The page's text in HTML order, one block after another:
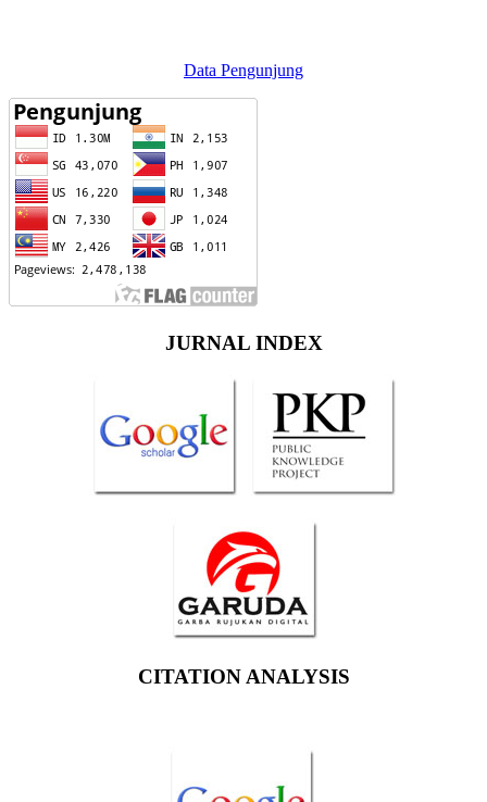
Data Pengunjung
JURNAL INDEX
CITATION ANALYSIS